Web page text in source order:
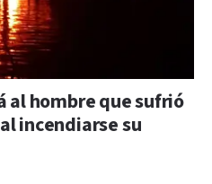
al hombre que sufrió
incendiarse su